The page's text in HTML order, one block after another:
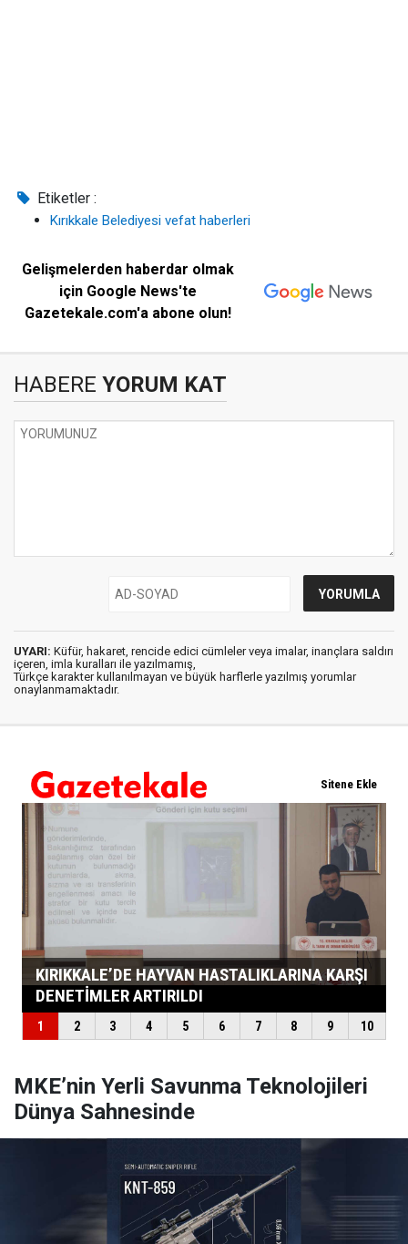
Etiketler :
Kırıkkale Belediyesi vefat haberleri
Gelişmelerden haberdar olmak
için Google News'te
Gazetekale.com'a abone olun!
HABERE YORUM KAT
UYARI: Küfür, hakaret, rencide edici cümleler veya imalar, inançlara saldırı
içeren, imla kuralları ile yazılmamış,
Türkçe karakter kullanılmayan ve büyük harflerle yazılmış yorumlar
onaylanmamaktadır.
MKE’nin Yerli Savunma Teknolojileri
Dünya Sahnesinde